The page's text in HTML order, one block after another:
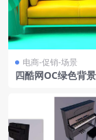
电商-促销-场景
四酷网OC绿色背
景模型工程